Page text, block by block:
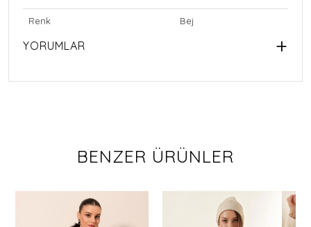
Renk Bej
YORUMLAR
BENZER ÜRÜNLER